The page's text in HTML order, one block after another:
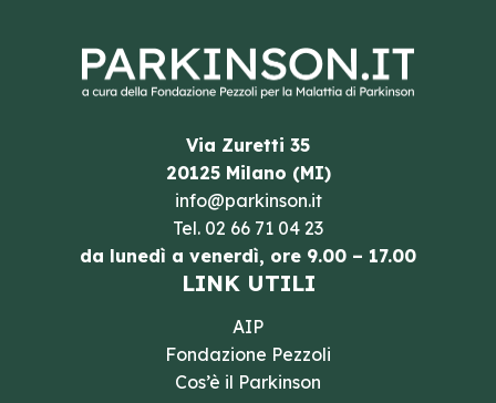
Via Zuretti 35
20125 Milano (MI)
info@parkinson.it
Tel. 02 66 71 04 23
da lunedì a venerdì, ore 9.00 – 17.00
LINK UTILI
AIP
Fondazione Pezzoli
Cos’è il Parkinson